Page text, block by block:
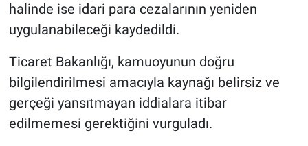
halinde ise idari para cezalarının yeniden
uygulanabileceği kaydedildi.
Ticaret Bakanlığı, kamuoyunun doğru
bilgilendirilmesi amacıyla kaynağı belirsiz ve
gerçeği yansıtmayan iddialara itibar
edilmemesi gerektiğini vurguladı.